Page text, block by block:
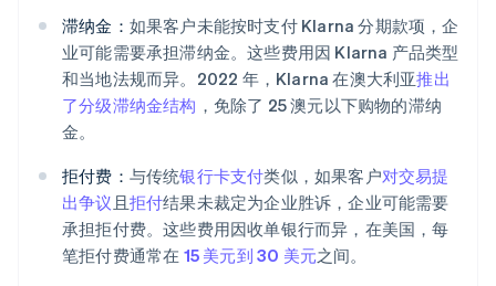
滞纳金： 如果客户未能按时支付 Klarna 分期款项，企
业可能需要承担滞纳金。这些费用因 Klarna 产品类型
和当地法规而异。2022 年，Klarna 在澳大利亚推出
了分级滞纳金结构 ，免除了 25 澳元以下购物的滞纳
金。
拒付费： 与传统银行卡支付类似，如果客户对交易提
出争议 且拒付结果未裁定为企业胜诉，企业可能需要
承担拒付费。这些费用因收单银行而异，在美国，每
笔拒付费通常在 15 美元到 30 美元之间。